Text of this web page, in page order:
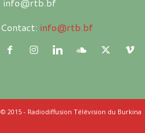
Contact: info@rtb.bf
© 2015 - Radiodiffusion Télévision du Burkina